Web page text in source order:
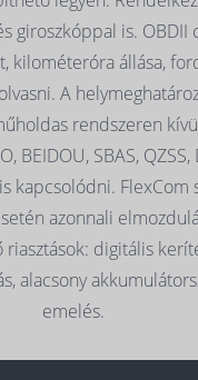
giroszkóppal is. OBDII
kilométeróra állása,
A
rendszeren
BEIDOU, SBAS, QZSS,
kapcsolódni. FlexCom
azonnali
digitális
alacsony
emelés.